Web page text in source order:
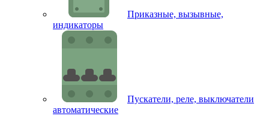
Приказные, вызывные,
индикаторы
Пускатели, реле, выключатели
автоматические